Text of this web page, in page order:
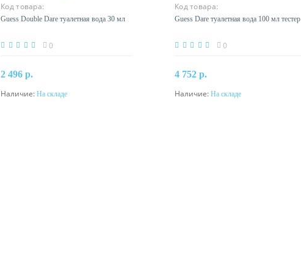
Код товара:
Guess Double Dare туалетная вода 30 мл
0
2 496 р.
В корзину
Наличие: На складе
Код товара:
Guess Dare туалетная вода 100 мл тестер
0
4 752 р.
В корзину
Наличие: На складе